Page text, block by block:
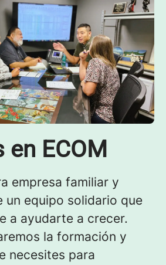
en ECOM
empresa familiar y
un equipo solidario que
a ayudarte a crecer.
la formación y
necesites para